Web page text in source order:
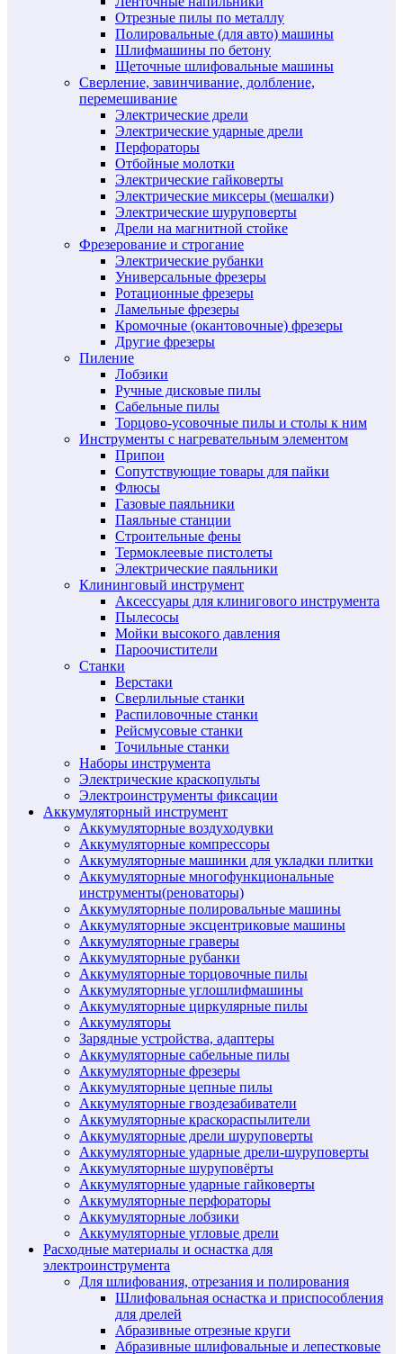
Отрезные пилы по металлу
Полировальные (для авто) машины
Шлифмашины по бетону
Щеточные шлифовальные машины
Сверление, завинчивание, долбление,
перемешивание
Электрические дрели
Электрические ударные дрели
Перфораторы
Отбойные молотки
Электрические гайковерты
Электрические миксеры (мешалки)
Электрические шуруповерты
Дрели на магнитной стойке
Фрезерование и строгание
Электрические рубанки
Универсальные фрезеры
Ротационные фрезеры
Ламельные фрезеры
Кромочные (окантовочные) фрезеры
Другие фрезеры
Пиление
Лобзики
Ручные дисковые пилы
Сабельные пилы
Торцово-усовочные пилы и столы к ним
Инструменты с нагревательным элементом
Припои
Сопутствующие товары для пайки
Флюсы
Газовые паяльники
Паяльные станции
Строительные фены
Термоклеевые пистолеты
Электрические паяльники
Клининговый инструмент
Аксессуары для клинигового инструмента
Пылесосы
Мойки высокого давления
Пароочистители
Станки
Верстаки
Сверлильные станки
Распиловочные станки
Рейсмусовые станки
Точильные станки
Наборы инструмента
Электрические краскопульты
Электроинструменты фиксации
Аккумуляторный инструмент
Аккумуляторные воздуходувки
Аккумуляторные компрессоры
Аккумуляторные машинки для укладки плитки
Аккумуляторные многофункциональные
инструменты(реноваторы)
Аккумуляторные полировальные машины
Аккумуляторные эксцентриковые машины
Аккумуляторные граверы
Аккумуляторные рубанки
Аккумуляторные торцовочные пилы
Аккумуляторные углошлифмашины
Аккумуляторные циркулярные пилы
Аккумуляторы
Зарядные устройства, адаптеры
Аккумуляторные сабельные пилы
Аккумуляторные фрезеры
Аккумуляторные цепные пилы
Аккумуляторные гвоздезабиватели
Аккумуляторные краскораспылители
Аккумуляторные дрели шуруповерты
Аккумуляторные ударные дрели-шуруповерты
Аккумуляторные шуруповёрты
Аккумуляторные ударные гайковерты
Аккумуляторные перфораторы
Аккумуляторные лобзики
Аккумуляторные угловые дрели
Расходные материалы и оснастка для
электроинструмента
Для шлифования, отрезания и полирования
Шлифовальная оснастка и приспособления
для дрелей
Абразивные отрезные круги
Абразивные шлифовальные и лепестковые